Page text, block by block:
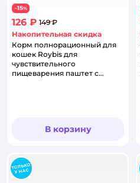
−15%
126 ₽ 149 ₽
Накопительная скидка
Корм полнорационный для
кошек Roybis для
чувствительного
пищеварения паштет с
В корзину